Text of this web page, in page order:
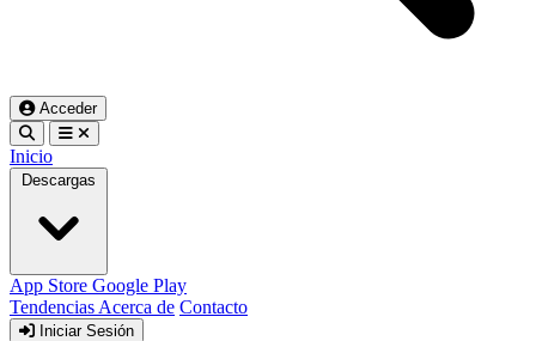
Acceder
Inicio
Descargas
App Store Google Play
Tendencias Acerca de Contacto
Iniciar Sesión